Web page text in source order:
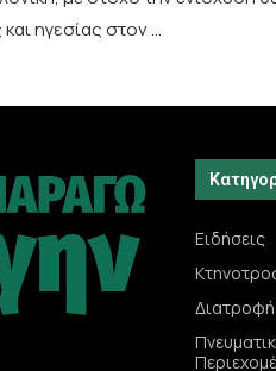
ηγεσίας στον …
Ειδήσεις
Διατροφή